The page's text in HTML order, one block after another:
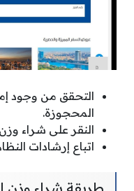
التحقق من وجود
المحجوزة.
النقر على شراء
اتباع إرشادات